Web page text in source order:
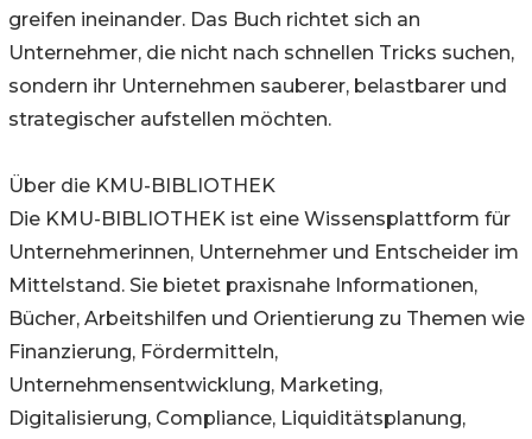
greifen ineinander. Das Buch richtet sich an
Unternehmer, die nicht nach schnellen Tricks suchen,
sondern ihr Unternehmen sauberer, belastbarer und
strategischer aufstellen möchten.
Über die KMU-BIBLIOTHEK
Die KMU-BIBLIOTHEK ist eine Wissensplattform für
Unternehmerinnen, Unternehmer und Entscheider im
Mittelstand. Sie bietet praxisnahe Informationen,
Bücher, Arbeitshilfen und Orientierung zu Themen wie
Finanzierung, Fördermitteln,
Unternehmensentwicklung, Marketing,
Digitalisierung, Compliance, Liquiditätsplanung,